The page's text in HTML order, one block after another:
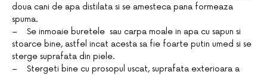
doua cani de apa distilata si se amesteca pana formeaza
spuma.
– Se inmoaie buretele sau carpa moale in apa cu sapun si
stoarce bine, astfel incat acesta sa fie foarte putin umed si se
sterge suprafata din piele.
– Stergeti bine cu prosopul uscat, suprafata exterioara a